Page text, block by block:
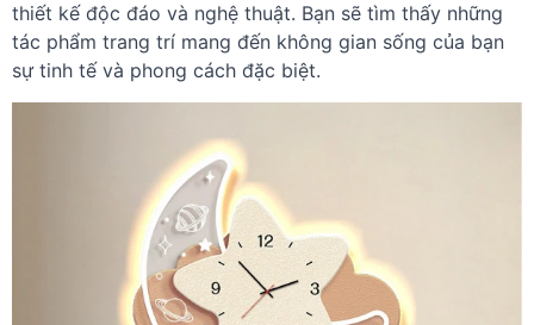
thiết kế độc đáo và nghệ thuật. Bạn sẽ tìm thấy những
tác phẩm trang trí mang đến không gian sống của bạn
sự tinh tế và phong cách đặc biệt.